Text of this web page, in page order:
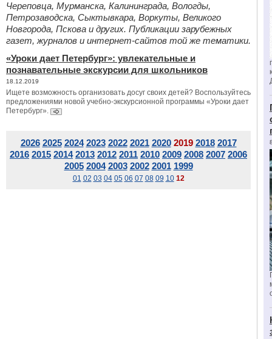
Череповца, Мурманска, Калининграда, Вологды,
Петрозаводска, Сыктывкара, Воркуты, Великого
Новгорода, Пскова и других. Публикации зарубежных
газет, журналов и интернет-сайтов той же тематики.
«Уроки дает Петербург»: увлекательные и
познавательные экскурсии для школьников
18.12.2019
Ищете возможность организовать досуг своих детей? Воспользуйтесь
предложениями новой учебно-экскурсионной программы «Уроки дает
Петербург».
2026 2025 2024 2023 2022 2021 2020 2019 2018 2017
2016 2015 2014 2013 2012 2011 2010 2009 2008 2007 2006
2005 2004 2003 2002 2001 1999
01 02 03 04 05 06 07 08 09 10 12